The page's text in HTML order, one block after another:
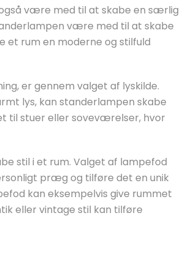
være med til at skabe en særlig
være med til at skabe
et rum en moderne og stilfuld
er gennem valget af lyskilde.
lys, kan standerlampen skabe
til stuer eller soveværelser, hvor
stil i et rum. Valget af lampefod
præg og tilføre det en unik
kan eksempelvis give rummet
eller vintage stil kan tilføre